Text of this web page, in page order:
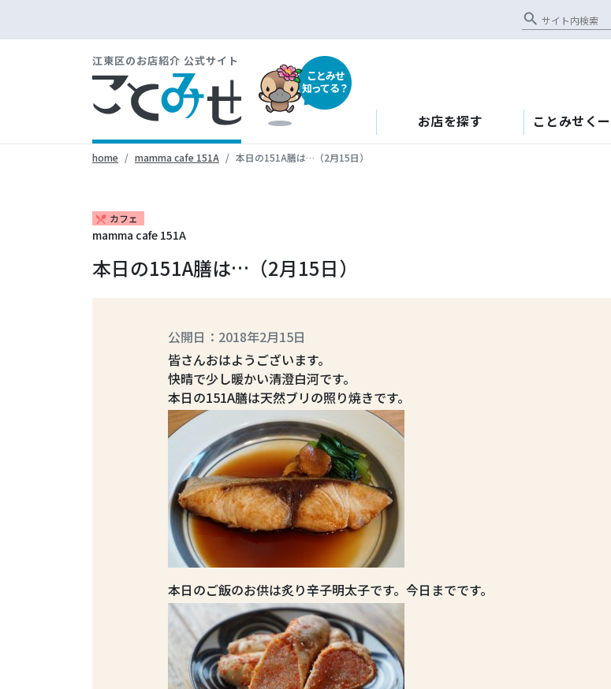
search
江東区のお店紹介 公式サイト
ことみせ
知ってる？
お店を探す ことみせく
home mamma cafe 151A 本日の151A膳は…（2月15日）
restaurant_menu カフェ
mamma cafe 151A
本日の151A膳は…（2月15日）
公開日：2018年2月15日
皆さんおはようございます。
快晴で少し暖かい清澄白河です。
本日の151A膳は天然ブリの照り焼きです。
本日のご飯のお供は炙り辛子明太子です。今日までです。